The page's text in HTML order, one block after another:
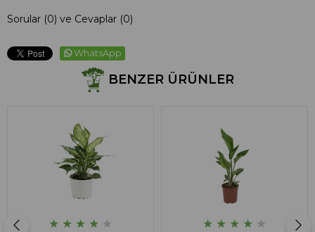
Sorular (0) ve Cevaplar (0)
WhatsApp
BENZER ÜRÜNLER
★ ★ ★ ★ ★ ★ ★ ★ ★ ★